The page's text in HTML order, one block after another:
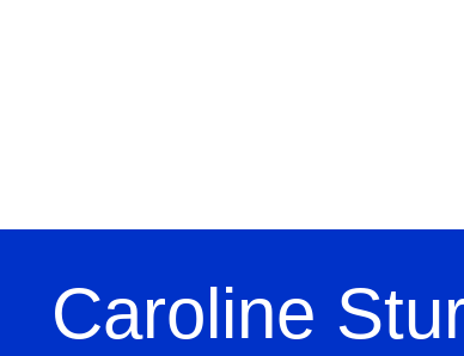
Caroline